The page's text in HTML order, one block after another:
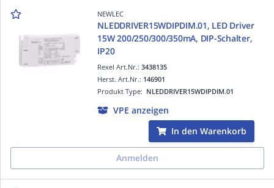
NEWLEC
NLEDDRIVER15WDIPDIM.01, LED Driver
15W 200/250/300/350mA, DIP-Schalter,
IP20
Rexel Art.Nr.:3438135
Produkt Type: NLEDDRIVER15WDIPDIM.01
Herst. Art.Nr.: 146901
VPE anzeigen
In den Warenkorb
Anmelden